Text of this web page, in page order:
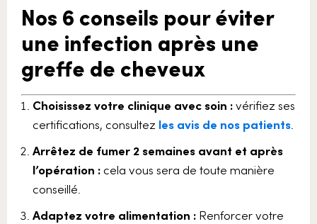
Nos 6 conseils pour éviter
une infection après une
greffe de cheveux
Choisissez votre clinique avec soin :vérifiez ses
certifications, consultez les avis de nos patients.
Arrêtez de fumer 2 semaines avant et après
l’opération :cela vous sera de toute manière
conseillé.
Adaptez votre alimentation : Renforcer votre